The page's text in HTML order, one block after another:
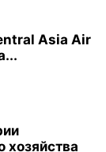
Asia Air
хозяйства